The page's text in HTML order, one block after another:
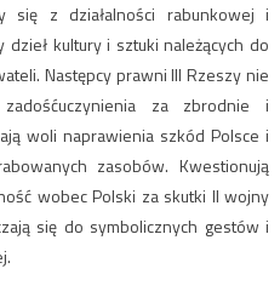
się z działalności rabunkowej i
kultury i sztuki należących do
Następcy prawni III Rzeszy nie
za zbrodnie i
woli naprawienia szkód Polsce i
zasobów. Kwestionują
wobec Polski za skutki II wojny
się do symbolicznych gestów i